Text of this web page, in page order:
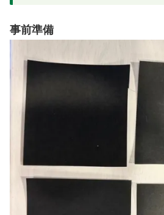
事前準備